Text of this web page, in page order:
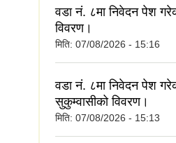
वडा नं. ८मा निवेदन पेश
विवरण।
मिति: 07/08/2026 - 15:16
वडा नं. ८मा निवेदन पेश
सुकुम्वासीको विवरण।
मिति: 07/08/2026 - 15:13